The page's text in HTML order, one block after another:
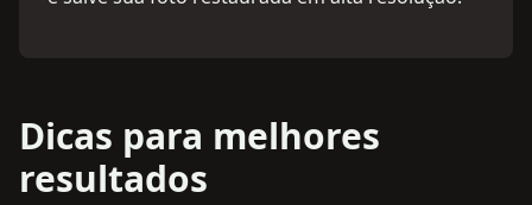
Dicas para melhores
resultados